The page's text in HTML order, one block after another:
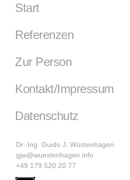
Start
Referenzen
Zur Person
Kontakt/Impressum
Datenschutz
Dr.-Ing. Guido J. Wüstenhagen
gjw@wuestenhagen.info
+49 179 520 20 77